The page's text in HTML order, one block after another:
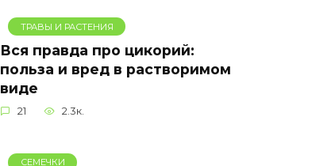
ТРАВЫ И РАСТЕНИЯ
Вся правда про цикорий:
польза и вред в растворимом
виде
21 2.3к.
СЕМЕЧКИ